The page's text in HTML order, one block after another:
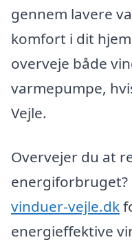
gennem lavere
komfort i dit
overveje både
varmepumpe,
Vejle.
Overvejer du at
energiforbruget?
vinduer-vejle.dk
energieffektive